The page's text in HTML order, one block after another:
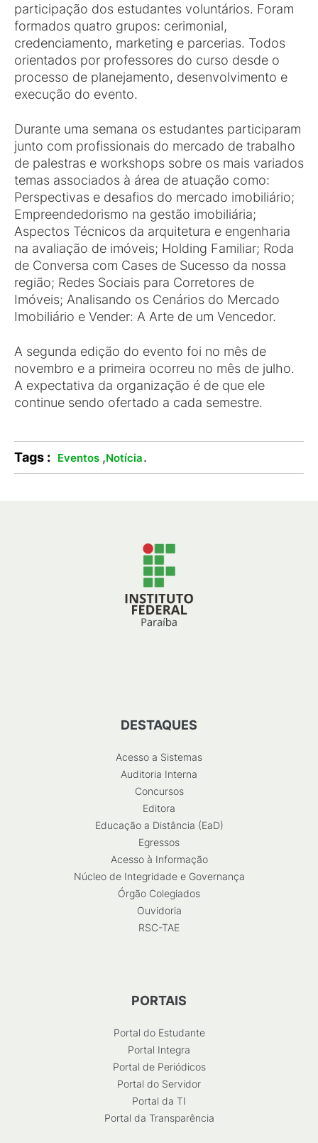
participação dos estudantes voluntários. Foram
formados quatro grupos: cerimonial,
credenciamento, marketing e parcerias. Todos
orientados por professores do curso desde o
processo de planejamento, desenvolvimento e
execução do evento.
Durante uma semana os estudantes participaram
junto com profissionais do mercado de trabalho
de palestras e workshops sobre os mais variados
temas associados à área de atuação como:
Perspectivas e desafios do mercado imobiliário;
Empreendedorismo na gestão imobiliária;
Aspectos Técnicos da arquitetura e engenharia
na avaliação de imóveis; Holding Familiar; Roda
de Conversa com Cases de Sucesso da nossa
região; Redes Sociais para Corretores de
Imóveis; Analisando os Cenários do Mercado
Imobiliário e Vender: A Arte de um Vencedor.
A segunda edição do evento foi no mês de
novembro e a primeira ocorreu no mês de julho.
A expectativa da organização é de que ele
continue sendo ofertado a cada semestre.
Tags : Eventos ,Notícia.
DESTAQUES
Acesso a Sistemas
Auditoria Interna
Concursos
Editora
Educação a Distância (EaD)
Egressos
Acesso à Informação
Núcleo de Integridade e Governança
Órgão Colegiados
Ouvidoria
RSC-TAE
PORTAIS
Portal do Estudante
Portal Integra
Portal de Periódicos
Portal do Servidor
Portal da TI
Portal da Transparência